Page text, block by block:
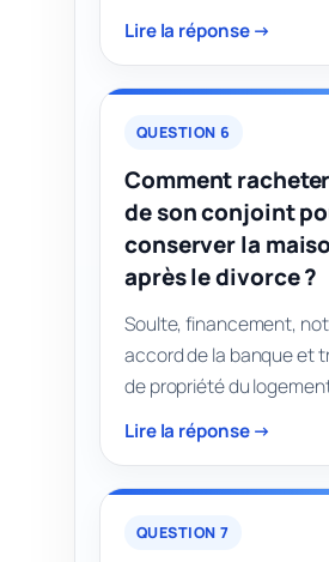
Lire la réponse →
QUESTION 6
Comment
de son conjoint
conserver la
après le divorce ?
Soulte, financement,
accord de la banque et
de propriété du
Lire la réponse →
QUESTION 7